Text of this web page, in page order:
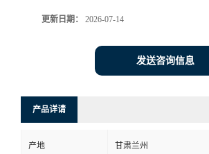
更新日期： 2026-07-14
发送咨询信息
产品详请
产地 甘肃兰州